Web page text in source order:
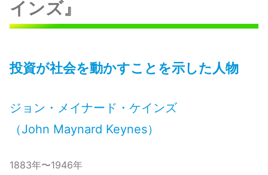
インズ』
投資が社会を動かすことを示した人物
ジョン・メイナード・ケインズ
（John Maynard Keynes）
1883年〜1946年